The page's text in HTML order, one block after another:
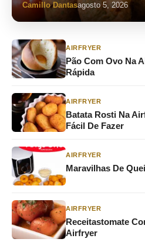
Camillo Dantasagosto 5, 2026
AIRFRYER
Pão Com Ovo Na
Rápida
AIRFRYER
Batata Rosti Na
Fácil De Fazer
AIRFRYER
Maravilhas De
AIRFRYER
Receitastomate
Airfryer